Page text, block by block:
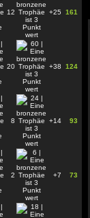
12 +25 161
20 +38 124
8 +14 93
2 +7 73